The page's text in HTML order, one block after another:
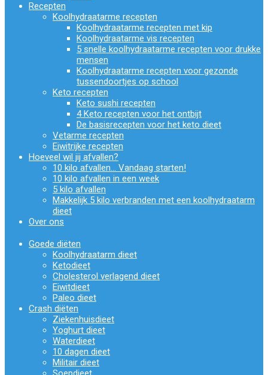
Recepten
Koolhydraatarme recepten
Koolhydraatarme recepten met kip
Koolhydraatarme vis recepten
5 snelle koolhydraatarme recepten voor drukke
mensen
Koolhydraatarme recepten voor gezonde
tussendoortjes op school
Keto recepten
Keto sushi recepten
4 Keto recepten voor het ontbijt
De basisrecepten voor het keto dieet
Vetarme recepten
Eiwitrijke recepten
Hoeveel wil jij afvallen?
10 kilo afvallen… Vandaag starten!
10 kilo afvallen in een week
5 kilo afvallen
Makkelijk 5 kilo verbranden met een koolhydraatarm
dieet
Over ons
Goede diëten
Koolhydraatarm dieet
Ketodieet
Cholesterol verlagend dieet
Eiwitdieet
Paleo dieet
Crash diëten
Ziekenhuisdieet
Yoghurt dieet
Waterdieet
10 dagen dieet
Militair dieet